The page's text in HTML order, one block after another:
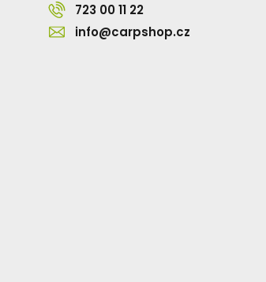
723 00 11 22
info@carpshop.cz